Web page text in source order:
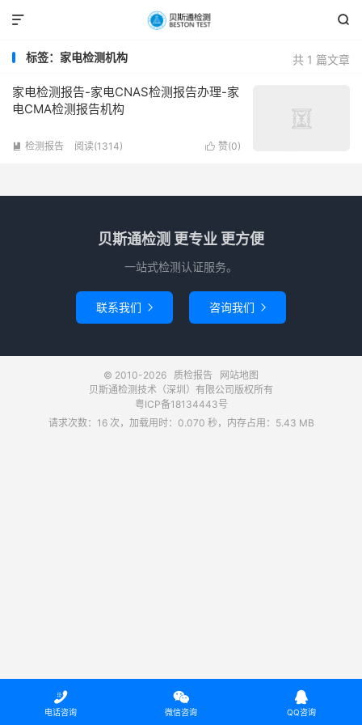


共 1 篇文章
标签：家电检测机构
家电检测报告-家电CNAS检测报告办理-家
电CMA检测报告机构
 赞(0)
 检测报告 阅读(1314)
贝斯通检测 更专业 更方便
一站式检测认证服务。
联系我们  咨询我们 
© 2010-2026 质检报告
网站地图
贝斯通检测技术（深圳）有限公司版权所有
粤ICP备18134443号
请求次数：16 次，加载用时：0.070 秒，内存占用：5.43 MB

电话咨询

微信咨询

QQ咨询